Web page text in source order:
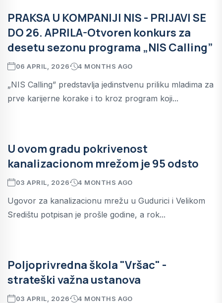
PRAKSA U KOMPANIJI NIS - PRIJAVI SE
DO 26. APRILA-Otvoren konkurs za
desetu sezonu programa „NIS Calling”
06 APRIL, 2026 4 MONTHS AGO
„NIS Calling” predstavlja jedinstvenu priliku mladima za
prve karijerne korake i to kroz program koji...
U ovom gradu pokrivenost
kanalizacionom mrežom je 95 odsto
03 APRIL, 2026 4 MONTHS AGO
Ugovor za kanalizacionu mrežu u Gudurici i Velikom
Središtu potpisan je prošle godine, a rok...
Poljoprivredna škola "Vršac" -
strateški važna ustanova
03 APRIL, 2026 4 MONTHS AGO